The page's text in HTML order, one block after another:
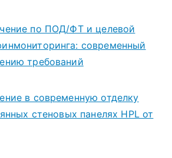
по ПОД/ФТ и целевой
современный
требований
в современную отделку
стеновых панелях HPL от